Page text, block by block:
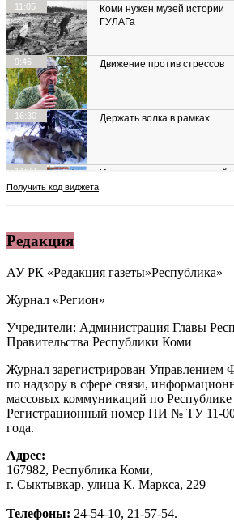
Редакция
АУ РК «Редакция газеты»Республика»
Журнал «Регион»
Учредители: Администрация Главы
Правительства Республики Коми
Журнал зарегистрирован Управлением
по надзору в сфере связи,
массовых коммуникаций по
Регистрационный номер ПИ № ТУ 11-
года.
Адрес:
167982, Республика Коми,
г. Сыктывкар, улица К. Маркса, 229
Телефоны: 24-54-10, 21-57-54.